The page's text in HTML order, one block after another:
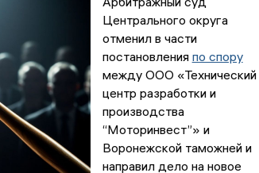
Центрального округа
отменил в части
постановления по спору
между ООО «Технический
центр разработки и
производства
“Моторинвест”» и
Воронежской таможней и
направил дело на новое